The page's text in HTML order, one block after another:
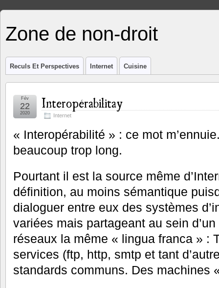
Zone de non-droit
Reculs Et Perspectives Internet Cuisine
Interopérabilitay
Internet
Fév
22
2020
« Interopérabilité » : ce mot
beaucoup trop long.
Pourtant il est la source même
définition, au moins sémantique
dialoguer entre eux des systèmes
variées mais partageant au sein
réseaux la même « lingua franca » :
services (ftp, http, smtp et tant
standards communs. Des machines